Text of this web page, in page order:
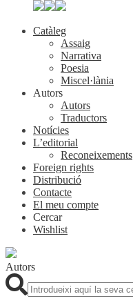
Catàleg
Assaig
Narrativa
Poesia
Miscel·lània
Autors
Autors
Traductors
Notícies
L’editorial
Reconeixements
Foreign rights
Distribució
Contacte
El meu compte
Cercar
Wishlist
Autors